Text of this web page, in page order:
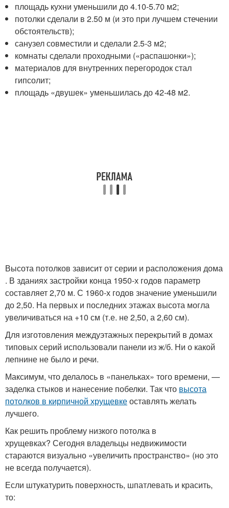
площадь кухни уменьшили до 4.10-5.70 м2;
потолки сделали в 2.50 м (и это при лучшем стечении
обстоятельств);
санузел совместили и сделали 2.5-3 м2;
комнаты сделали проходными («распашонки»);
материалов для внутренних перегородок стал
гипсолит;
площадь «двушек» уменьшилась до 42-48 м2.
Высота потолков зависит от серии и расположения дома
. В зданиях застройки конца 1950-х годов параметр
составляет 2,70 м. С 1960-х годов значение уменьшили
до 2,50. На первых и последних этажах высота могла
увеличиваться на +10 см (т.е. не 2,50, а 2,60 см).
Для изготовления междуэтажных перекрытий в домах
типовых серий использовали панели из ж/б. Ни о какой
лепнине не было и речи.
Максимум, что делалось в «панельках» того времени, —
заделка стыков и нанесение побелки. Так что высота
потолков в кирпичной хрущевкеоставлять желать
лучшего.
Как решить проблему низкого потолка в
хрущевках? Сегодня владельцы недвижимости
стараются визуально «увеличить пространство» (но это
не всегда получается).
Если штукатурить поверхность, шпатлевать и красить,
то: